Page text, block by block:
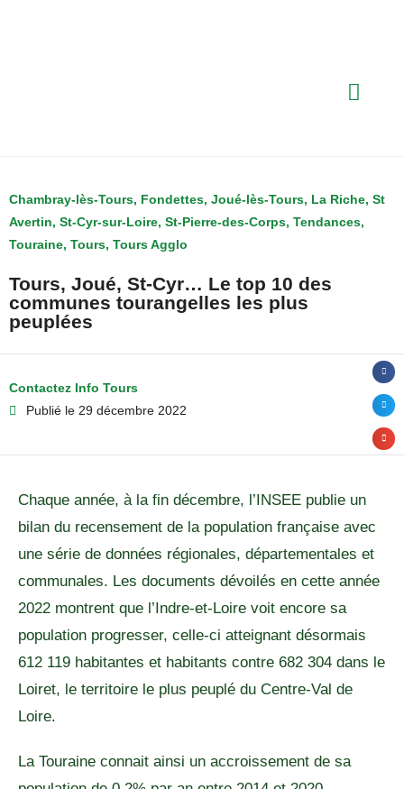
Chambray-lès-Tours, Fondettes, Joué-lès-Tours, La Riche, St
Avertin, St-Cyr-sur-Loire, St-Pierre-des-Corps, Tendances,
Touraine, Tours, Tours Agglo
Tours, Joué, St-Cyr… Le top 10 des
communes tourangelles les plus
peuplées
Contactez Info Tours
Publié le 29 décembre 2022
Chaque année, à la fin décembre, l’INSEE publie un
bilan du recensement de la population française avec
une série de données régionales, départementales et
communales. Les documents dévoilés en cette année
2022 montrent que l’Indre-et-Loire voit encore sa
population progresser, celle-ci atteignant désormais
612 119 habitantes et habitants contre 682 304 dans le
Loiret, le territoire le plus peuplé du Centre-Val de
Loire.
La Touraine connait ainsi un accroissement de sa